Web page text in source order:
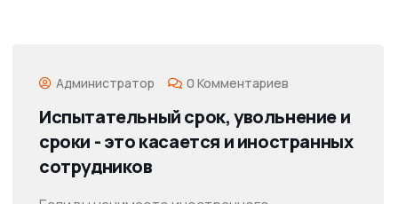
Администратор 0 Комментариев
Испытательный срок, увольнение и
сроки - это касается и иностранных
сотрудников